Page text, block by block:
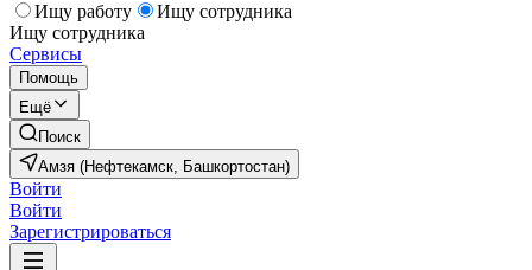
Ищу работу
Ищу сотрудника
Ищу сотрудника
Сервисы
Помощь
Ещё
Поиск
Амзя (Нефтекамск, Башкортостан)
Войти
Войти
Зарегистрироваться